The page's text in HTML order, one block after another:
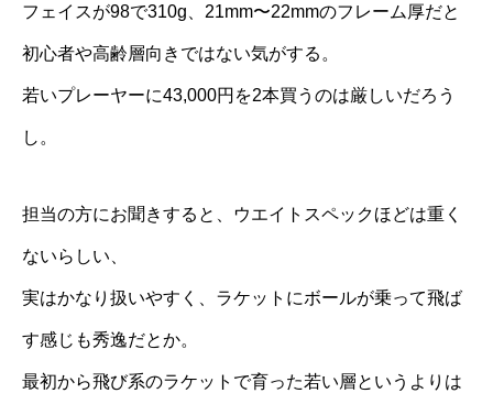
フェイスが98で310g、21mm〜22mmのフレーム厚だと
初心者や高齢層向きではない気がする。
若いプレーヤーに43,000円を2本買うのは厳しいだろう
し。
担当の方にお聞きすると、ウエイトスペックほどは重く
ないらしい、
実はかなり扱いやすく、ラケットにボールが乗って飛ば
す感じも秀逸だとか。
最初から飛び系のラケットで育った若い層というよりは